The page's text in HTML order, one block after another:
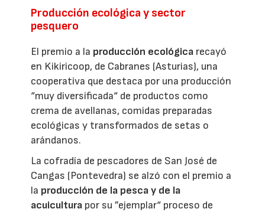
Producción ecológica y sector
pesquero
El premio a la producción ecológica recayó
en Kikiricoop, de Cabranes (Asturias), una
cooperativa que destaca por una producción
“muy diversificada“ de productos como
crema de avellanas, comidas preparadas
ecológicas y transformados de setas o
arándanos.
La cofradía de pescadores de San José de
Cangas (Pontevedra) se alzó con el premio a
la producción de la pesca y de la
acuicultura por su ”ejemplar“ proceso de